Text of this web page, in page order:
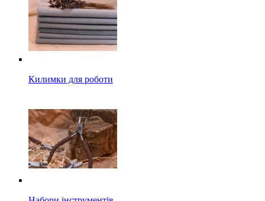
Килимки для роботи